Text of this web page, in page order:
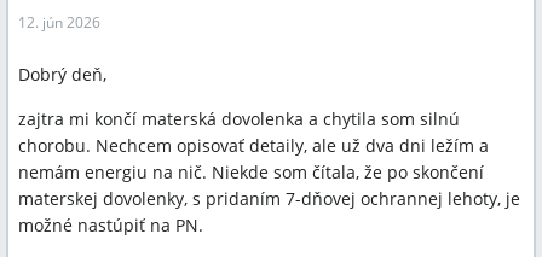
12. jún 2026
Dobrý deň,
zajtra mi končí materská dovolenka a chytila som silnú
chorobu. Nechcem opisovať detaily, ale už dva dni ležím a
nemám energiu na nič. Niekde som čítala, že po skončení
materskej dovolenky, s pridaním 7-dňovej ochrannej lehoty, je
možné nastúpiť na PN.